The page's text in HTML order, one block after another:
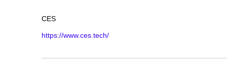
CES
https://www.ces.tech/